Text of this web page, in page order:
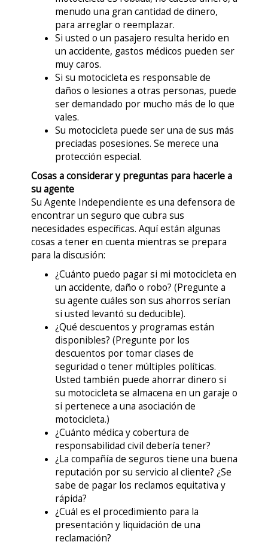
menudo una gran cantidad de dinero,
para arreglar o reemplazar.
Si usted o un pasajero resulta herido en
un accidente, gastos médicos pueden ser
muy caros.
Si su motocicleta es responsable de
daños o lesiones a otras personas, puede
ser demandado por mucho más de lo que
vales.
Su motocicleta puede ser una de sus más
preciadas posesiones. Se merece una
protección especial.
Cosas a considerar y preguntas para hacerle a
su agente
Su Agente Independiente es una defensora de
encontrar un seguro que cubra sus
necesidades específicas. Aquí están algunas
cosas a tener en cuenta mientras se prepara
para la discusión:
¿Cuánto puedo pagar si mi motocicleta en
un accidente, daño o robo? (Pregunte a
su agente cuáles son sus ahorros serían
si usted levantó su deducible).
¿Qué descuentos y programas están
disponibles? (Pregunte por los
descuentos por tomar clases de
seguridad o tener múltiples políticas.
Usted también puede ahorrar dinero si
su motocicleta se almacena en un garaje o
si pertenece a una asociación de
motocicleta.)
¿Cuánto médica y cobertura de
responsabilidad civil debería tener?
¿La compañía de seguros tiene una buena
reputación por su servicio al cliente? ¿Se
sabe de pagar los reclamos equitativa y
rápida?
¿Cuál es el procedimiento para la
presentación y liquidación de una
reclamación?